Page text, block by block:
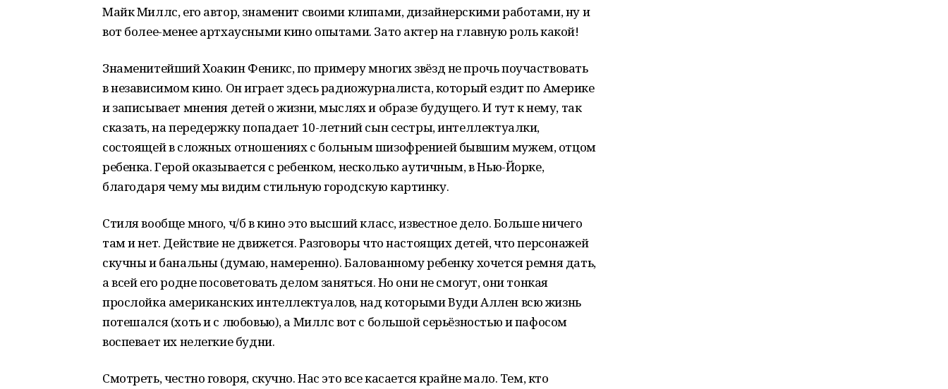
Майк Миллс, его автор, знаменит своими клипами, дизайнерскими работами, ну и
вот более-менее артхаусными кино опытами. Зато актер на главную роль какой!
Знаменитейший Хоакин Феникс, по примеру многих звёзд не прочь поучаствовать
в независимом кино. Он играет здесь радиожурналиста, который ездит по Америке
и записывает мнения детей о жизни, мыслях и образе будущего. И тут к нему, так
сказать, на передержку попадает 10-летний сын сестры, интеллектуалки,
состоящей в сложных отношениях с больным шизофренией бывшим мужем, отцом
ребенка. Герой оказывается с ребенком, несколько аутичным, в Нью-Йорке,
благодаря чему мы видим стильную городскую картинку.
Стиля вообще много, ч/б в кино это высший класс, известное дело. Больше ничего
там и нет. Действие не движется. Разговоры что настоящих детей, что персонажей
скучны и банальны (думаю, намеренно). Балованному ребенку хочется ремня дать,
а всей его родне посоветовать делом заняться. Но они не смогут, они тонкая
прослойка американских интеллектуалов, над которыми Вуди Аллен всю жизнь
потешался (хоть и с любовью), а Миллс вот с большой серьёзностью и пафосом
воспевает их нелегкие будни.
Смотреть, честно говоря, скучно. Нас это все касается крайне мало. Тем, кто